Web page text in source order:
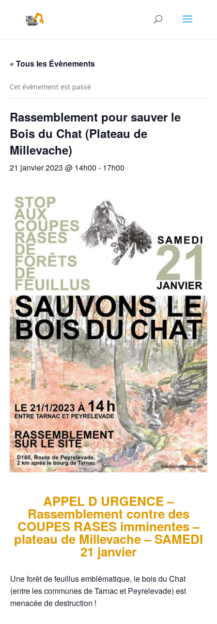
« Tous les Évènements
Cet évènement est passé
Rassemblement pour sauver le
Bois du Chat (Plateau de
Millevache)
21 janvier 2023 @ 14h00 - 17h00
APPEL D URGENCE –
Rassemblement contre des
COUPES RASES imminentes –
plateau de Millevache – SAMEDI
21 janvier
Une forêt de feuillus emblématique, le bois du Chat
(entre les communes de Tarnac et Peyrelevade) est
menacée de destruction !